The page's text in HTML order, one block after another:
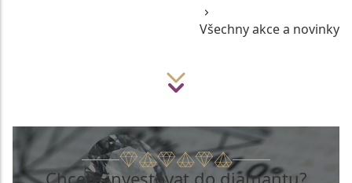
Všechny akce a novinky
Chcete investovat do diamantu?